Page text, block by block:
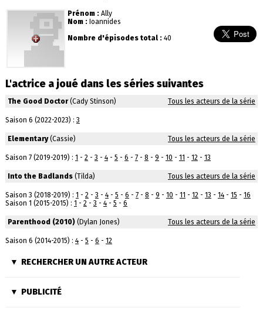
Prénom : Ally
Nom : Ioannides
Nombre d'épisodes total : 40
L'actrice a joué dans les séries suivantes
The Good Doctor(Cady Stinson) Tous les acteurs de la série
Saison 6 (2022-2023) : 3
Elementary(Cassie) Tous les acteurs de la série
Saison 7 (2019-2019) : 1 - 2- 3 - 4- 5 - 6 - 7- 8 - 9 - 10 - 11 - 12- 13
Into the Badlands(Tilda) Tous les acteurs de la série
Saison 3 (2018-2019) : 1 - 2- 3 - 4- 5 - 6 - 7- 8 - 9 - 10 - 11 - 12- 13 - 14- 15 - 16
Saison 1 (2015-2015) : 1 - 2- 3 - 4- 5 - 6
Parenthood (2010)(Dylan Jones) Tous les acteurs de la série
Saison 6 (2014-2015) : 4- 5 - 6 - 12
RECHERCHER UN AUTRE ACTEUR
PUBLICITÉ